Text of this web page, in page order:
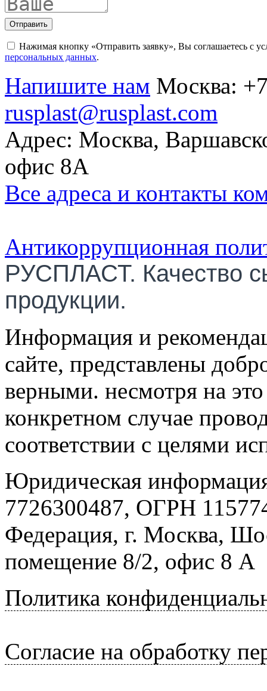
Отправить
Нажимая кнопку «Отправить заявку», Вы соглашаетесь с
персональных данных.
Напишите нам Москва:
rusplast@rusplast.com
Адрес: Москва,
офис 8А
Все адреса и контакты
Антикоррупционная
РУСПЛАСТ. Качество
продукции.
Информация и
сайте, представлены
верными. несмотря на
конкретном случае
соответствии с целями
Юридическая
7726300487, ОГРН
Федерация, г. Москва,
помещение 8/2, офис 8 А
Политика
Согласие на обработку